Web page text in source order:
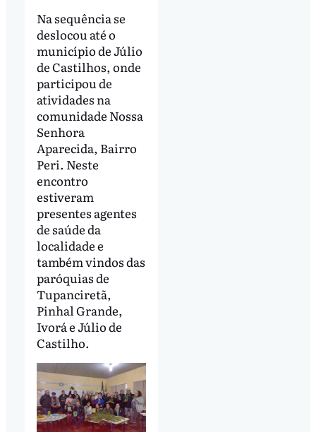
Na sequência se
deslocou até o
município de Júlio
de Castilhos, onde
participou de
atividades na
comunidade Nossa
Senhora
Aparecida, Bairro
Peri. Neste
encontro
estiveram
presentes agentes
de saúde da
localidade e
também vindos das
paróquias de
Tupanciretã,
Pinhal Grande,
Ivorá e Júlio de
Castilho.